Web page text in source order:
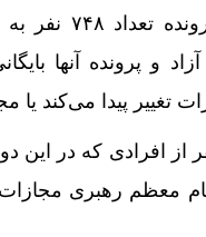
می‌شود. به
تغییر پیدا می‌کند یا
قضایی قوه قضاییه بیان کرد: ۳۹
معظم رهبری